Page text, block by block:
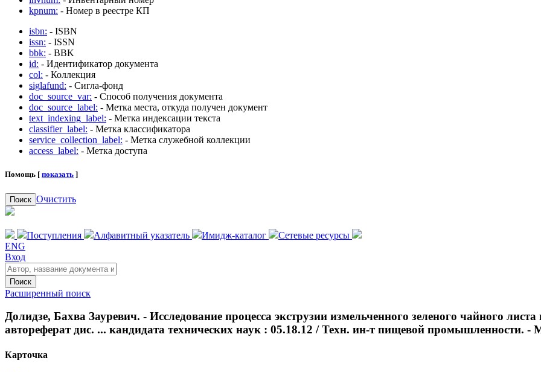
kpnum: - Номер в реестре КП
isbn: - ISBN
issn: - ISSN
bbk: - BBK
id: - Идентификатор документа
col: - Коллекция
siglafund: - Сигла-фонд
doc_source_var: - Способ получения документа
doc_source_label: - Метка места, откуда получен документ
text_indexing_label: - Метка индексации текста
classifier_label: - Метка классификатора
service_collection_label: - Метка служебной коллекции
access_label: - Метка доступа
Помощь [ показать ]
Поиск Очистить
Поступления Алфавитный указатель Имидж-каталог
Сетевые ресурсы
ENG
Вход
Поиск
Расширенный поиск
Долидзе, Бахва Зауревич. - Исследование процесса экструзии измельченного зеленого чайного
автореферат дис. ... кандидата технических наук : 05.18.12 / Техн. ин-т пищевой промышленности. -
Карточка